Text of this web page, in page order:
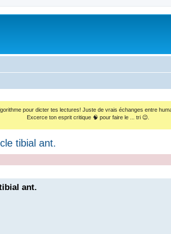
pour dicter tes lectures! Juste de vrais échanges entre
Excerce ton esprit critique 🧠 pour faire le ... tri 😉.
tibial ant.
ant.